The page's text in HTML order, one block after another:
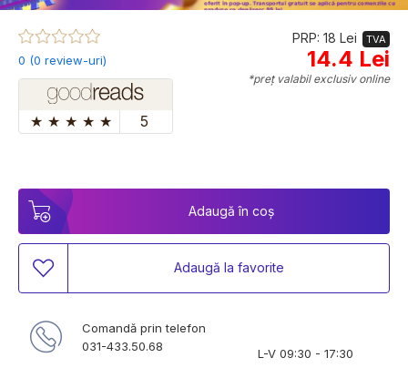
0 (0 review-uri)
★ ★ ★ ★ ★ 5
PRP: 18 Lei TVA
14.4 Lei
*preț valabil exclusiv online
Adaugă în coș
Adaugă la favorite
Comandă prin telefon
031-433.50.68
L-V 09:30 - 17:30